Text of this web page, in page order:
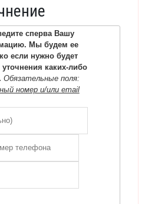
сперва Вашу
Мы будем ее
если нужно будет
каких-либо
Обязательные поля:
номер и/или email